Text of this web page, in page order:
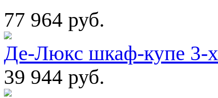
77 964 руб.
Де-Люкс шкаф-купе 3-
39 944 руб.